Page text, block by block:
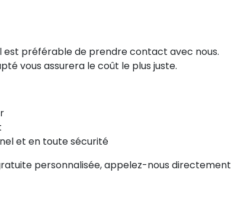
préférable de prendre contact avec nous.
vous assurera le coût le plus juste.
et en toute sécurité
personnalisée, appelez-nous directement